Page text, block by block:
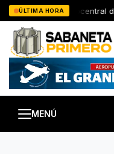
Saltar
al
contenido
ÚLTIMA HORACoopcentral
MENÚ